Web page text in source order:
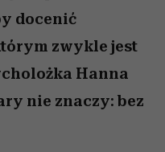
docenić
zwykle jest
Hanna
nie znaczy: bez